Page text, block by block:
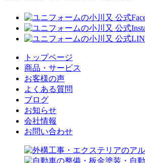
トップページ
商品・サービス
お客様の声
よくある質問
ブログ
お知らせ
会社情報
お問い合わせ